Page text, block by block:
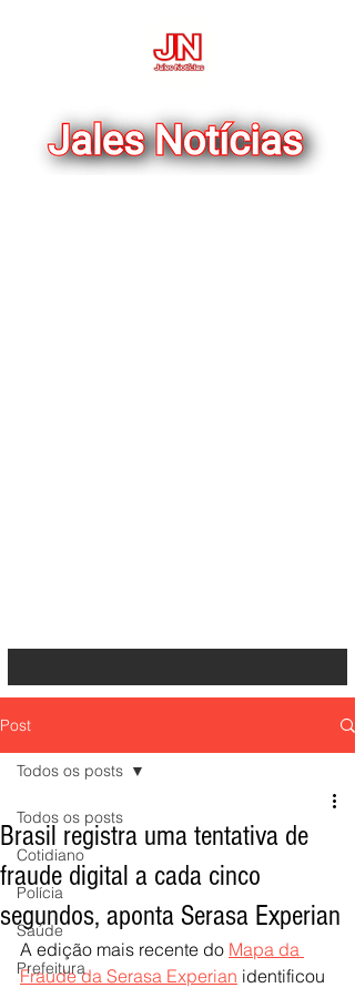
Post
Todos os posts
Cotidiano
Polícia
Saúde
Prefeitura
Todos os posts
Brasil registra uma tentativa de
fraude digital a cada cinco
segundos, aponta Serasa Experian
A edição mais recente do Mapa da
Fraude da Serasa Experian identificou